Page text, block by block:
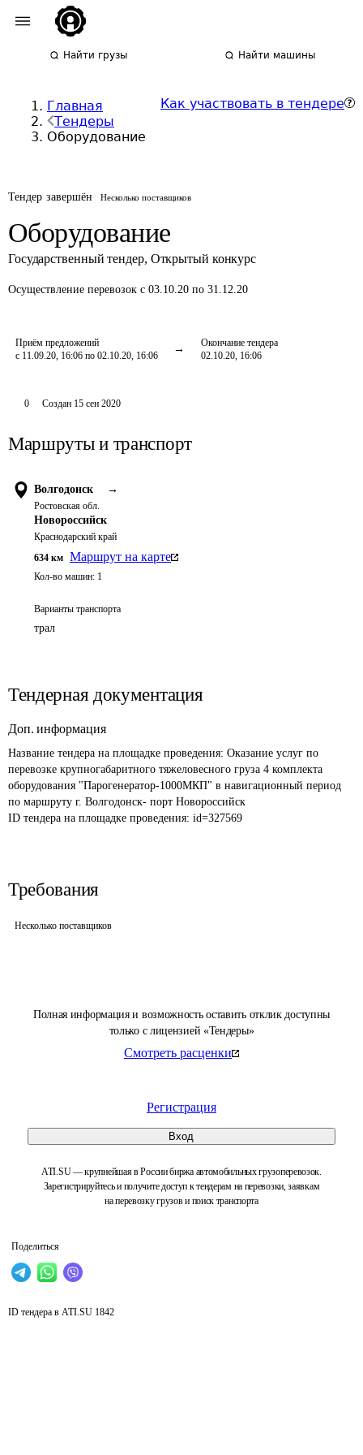
Найти грузы Найти машины
Главная
Тендеры
Оборудование
Как участвовать в тендере
Тендер завершён Несколько поставщиков
Оборудование
Государственный тендер, Открытый конкурс
Осуществление перевозок с 03.10.20 по 31.12.20
Приём предложений
с 11.09.20, 16:06 по 02.10.20, 16:06
Окончание тендера
02.10.20, 16:06
Полная информация и возможность оставить отклик доступны
только с лицензией «Тендеры»
Смотреть расценки
Регистрация
Вход
ATI.SU — крупнейшая в России биржа автомобильных грузоперевозок.
Зарегистрируйтесь и получите доступ к тендерам на перевозки, заявкам
на перевозку грузов и поиск транспорта
Поделиться
0 Создан 15 сен 2020
Маршруты и транспорт
Волгодонск →
Ростовская обл.
Новороссийск
Краснодарский край
634 км Маршрут на карте
Кол-во машин: 1
Варианты транспорта
трал
Тендерная документация
Доп. информация
Название тендера на площадке проведения: Оказание услуг по
перевозке крупногабаритного тяжеловесного груза 4 комплекта
оборудования "Парогенератор-1000МКП" в навигационный период
по маршруту г. Волгодонск- порт Новороссийск
ID тендера на площадке проведения: id=327569
Требования
Несколько поставщиков
ID тендера в ATI.SU 1842